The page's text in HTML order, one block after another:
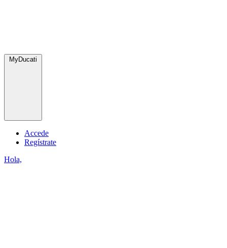
MyDucati
Accede
Regístrate
Hola,